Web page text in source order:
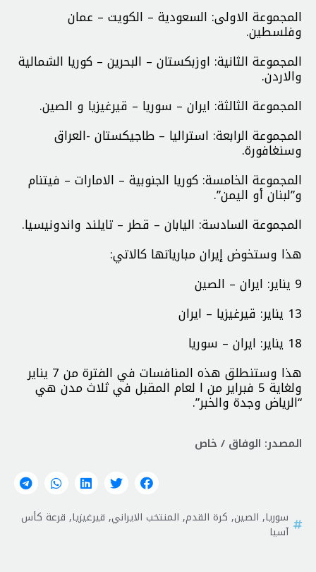
المجموعة الاولى: السعودية – الكويت – عمان
وفلسطين.
المجموعة الثانية: اوزبكستان – البحرين – كوريا الشمالية
والاردن.
المجموعة الثالثة: ايران – سوريا – قيرغيزيا و الصين.
المجموعة الرابعة: استراليا – طاجيكستان -العراق
وسنغافورة.
المجموعة الخامسة: كوريا الجنوبية – الامارات – فيتنام
و”لبنان أو اليمن”.
المجموعة السادسة: اليابان – قطر – تايلند واندونيسيا.
هذا وستخوض إيران مبارياتها كالاتي:
9 يناير: ايران – الصين
13 يناير: قيرغيزيا – ايران
18 يناير: ايران – سوريا
هذا وستنطلق هذه المنافسات في الفترة من 7 يناير
ولغاية 5 فبراير من ا لعام المقبل في ثلاث مدن هي
“الرياض وجدة والخبر”.
المصدر: الوفاق / خاص
سوريا, الصين, كرة القدم, المنتخب الايراني, قيرغيزيا, قرعة كأس
آسيا